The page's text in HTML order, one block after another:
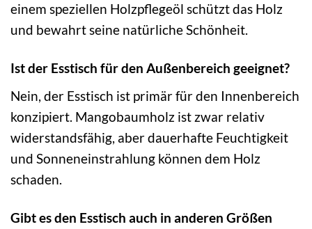
einem speziellen Holzpflegeöl schützt das Holz
und bewahrt seine natürliche Schönheit.
Ist der Esstisch für den Außenbereich geeignet?
Nein, der Esstisch ist primär für den Innenbereich
konzipiert. Mangobaumholz ist zwar relativ
widerstandsfähig, aber dauerhafte Feuchtigkeit
und Sonneneinstrahlung können dem Holz
schaden.
Gibt es den Esstisch auch in anderen Größen